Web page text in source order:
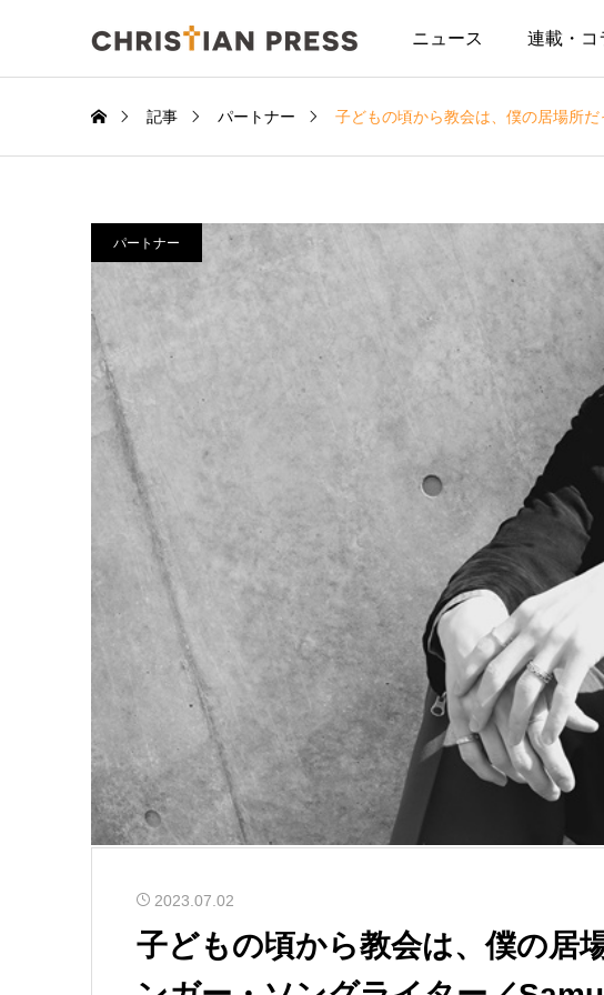
ニュース 連載・コ
記事 パートナー 子どもの頃から教会は、僕の居場所
パートナー
2023.07.02
子どもの頃から教会は、僕の居